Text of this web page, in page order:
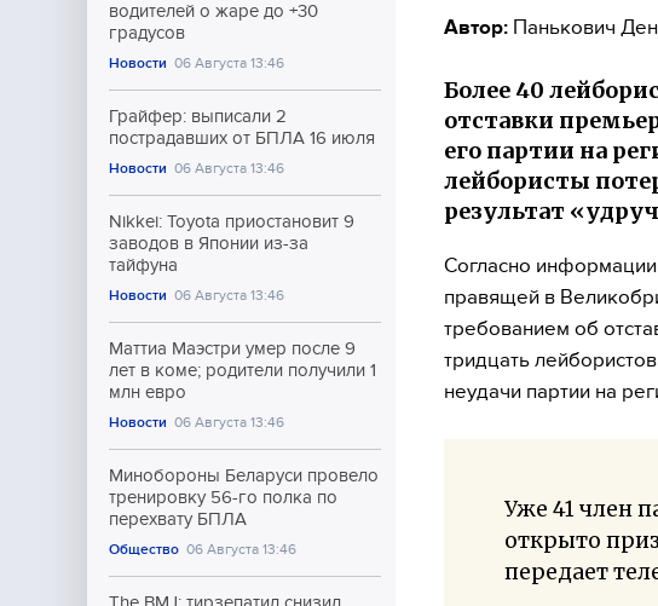
водителей о жаре до +30
градусов
Новости 06 Августа 13:46
Грайфер: выписали 2
пострадавших от БПЛА 16 июля
Новости 06 Августа 13:46
Nikkei: Toyota приостановит 9
заводов в Японии из-за
тайфуна
Новости 06 Августа 13:46
Маттиа Маэстри умер после 9
лет в коме; родители получили 1
млн евро
Новости 06 Августа 13:46
Минобороны Беларуси провело
тренировку 56-го полка по
перехвату БПЛА
Общество 06 Августа 13:46
Автор: Панькович
Более 40
отставки
его партии на
лейбористы
результат
Согласно информации
правящей в
требованием об
тридцать
неудачи партии на
Уже 41 член
открыто
передает